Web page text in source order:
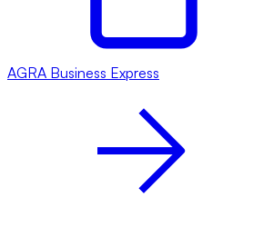
AGRA Business Express